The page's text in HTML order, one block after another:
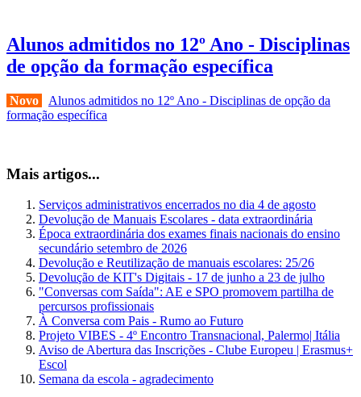
Alunos admitidos no 12º Ano - Disciplinas
de opção da formação específica
Novo
Alunos admitidos no 12º Ano - Disciplinas de opção da
formação específica
Mais artigos...
Serviços administrativos encerrados no dia 4 de agosto
Devolução de Manuais Escolares - data extraordinária
Época extraordinária dos exames finais nacionais do ensino
secundário setembro de 2026
Devolução e Reutilização de manuais escolares: 25/26
Devolução de KIT's Digitais - 17 de junho a 23 de julho
"Conversas com Saída": AE e SPO promovem partilha de
percursos profissionais
À Conversa com Pais - Rumo ao Futuro
Projeto VIBES - 4º Encontro Transnacional, Palermo| Itália
Aviso de Abertura das Inscrições - Clube Europeu | Erasmus+
Escol
Semana da escola - agradecimento